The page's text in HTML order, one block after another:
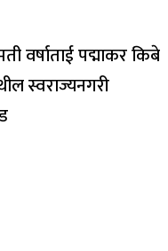
वर्षाताई पद्माकर किबे
स्वराज्यनगरी